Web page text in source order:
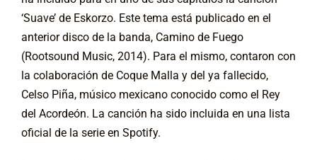
‘Suave’ de Eskorzo. Este tema está publicado en el
anterior disco de la banda, Camino de Fuego
(Rootsound Music, 2014). Para el mismo, contaron con
la colaboración de Coque Malla y del ya fallecido,
Celso Piña, músico mexicano conocido como el Rey
del Acordeón. La canción ha sido incluida en una lista
oficial de la serie en Spotify.